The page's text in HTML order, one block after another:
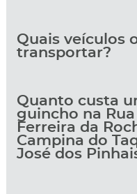
Quais veículos
transportar?
Quanto custa
guincho na
Ferreira da
Campina do
José dos